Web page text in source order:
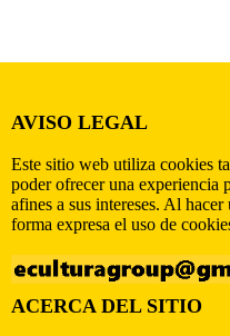
AVISO LEGAL
Este sitio web utiliza cookies
poder ofrecer una experiencia
afines a sus intereses. Al
forma expresa el uso de
ACERCA DEL SITIO